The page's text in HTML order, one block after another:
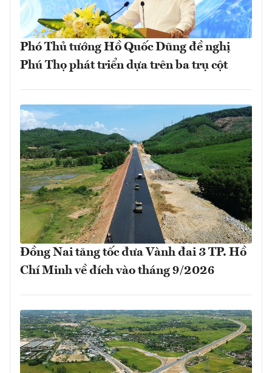
Phó Thủ tướng Hồ Quốc Dũng đề nghị
Phú Thọ phát triển dựa trên ba trụ cột
Đồng Nai tăng tốc đưa Vành đai 3 TP. Hồ
Chí Minh về đích vào tháng 9/2026